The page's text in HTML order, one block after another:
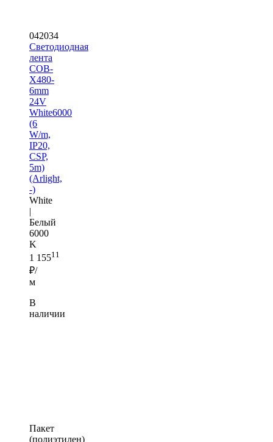
042034
Светодиодная
лента
COB-
X480-
6mm
24V
White6000
(6
W/m,
IP20,
CSP,
5m)
(Arlight,
-)
White
|
Белый
6000
K
1 15511
₽/
м
В
наличии
Пакет
(полиэтилен)